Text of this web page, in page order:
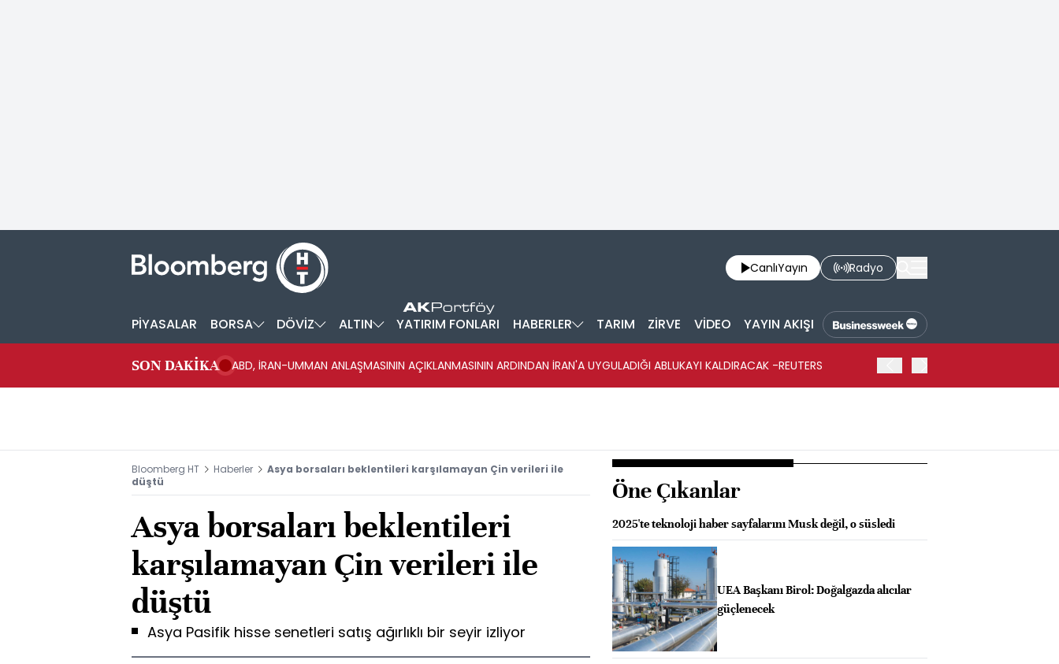
CanlıYayın Radyo
PİYASALAR BORSA DÖVİZ ALTIN YATIRIM FONLARI HABERLER TARIM ZİRVE VİDEO YAYIN AKIŞI
SON DAKİKA ABD, İRAN-UMMAN ANLAŞMASININ AÇIKLANMASININ ARDINDAN İRAN'A UYGULADIĞI ABLUKAYI KALDIRACAK -REUTERS
Bloomberg HT Haberler
Asya borsaları beklentileri karşılamayan Çin verileri ile
düştü
Asya borsaları beklentileri
karşılamayan Çin verileri ile
düştü
Asya Pasifik hisse senetleri satış ağırlıklı bir seyir izliyor
Öne Çıkanlar
2025'te teknoloji haber sayfalarını Musk değil, o süsledi
UEA Başkanı Birol: Doğalgazda alıcılar
güçlenecek